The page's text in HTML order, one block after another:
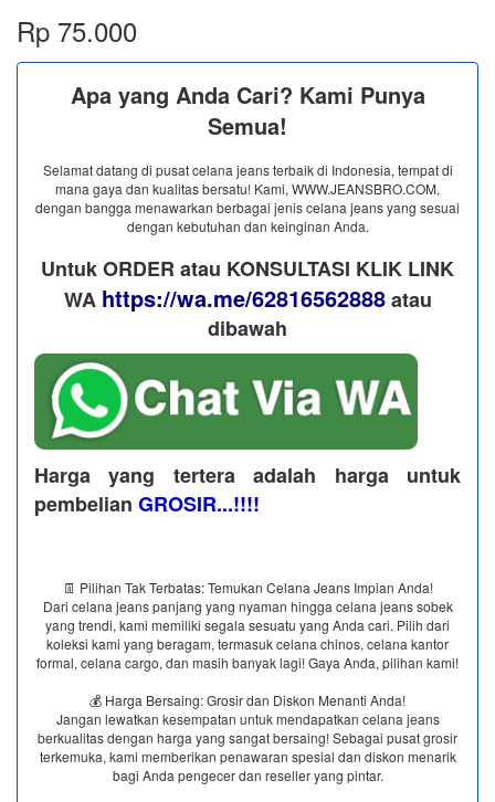
Rp 75.000
Apa yang Anda Cari? Kami Punya
Semua!
Selamat datang di pusat celana jeans terbaik di Indonesia, tempat di
mana gaya dan kualitas bersatu! Kami, WWW.JEANSBRO.COM,
dengan bangga menawarkan berbagai jenis celana jeans yang sesuai
dengan kebutuhan dan keinginan Anda.
Untuk ORDER atau KONSULTASI KLIK LINK
WA https://wa.me/62816562888​ atau
dibawah
Harga yang tertera adalah harga untuk
pembelian GROSIR...!!!!
👖 Pilihan Tak Terbatas: Temukan Celana Jeans Impian Anda!
Dari celana jeans panjang yang nyaman hingga celana jeans sobek
yang trendi, kami memiliki segala sesuatu yang Anda cari. Pilih dari
koleksi kami yang beragam, termasuk celana chinos, celana kantor
formal, celana cargo, dan masih banyak lagi! Gaya Anda, pilihan kami!
💰 Harga Bersaing: Grosir dan Diskon Menanti Anda!
Jangan lewatkan kesempatan untuk mendapatkan celana jeans
berkualitas dengan harga yang sangat bersaing! Sebagai pusat grosir
terkemuka, kami memberikan penawaran spesial dan diskon menarik
bagi Anda pengecer dan reseller yang pintar.